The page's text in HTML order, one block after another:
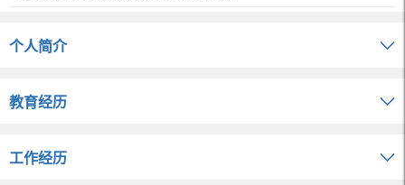
个人简介
教育经历
工作经历